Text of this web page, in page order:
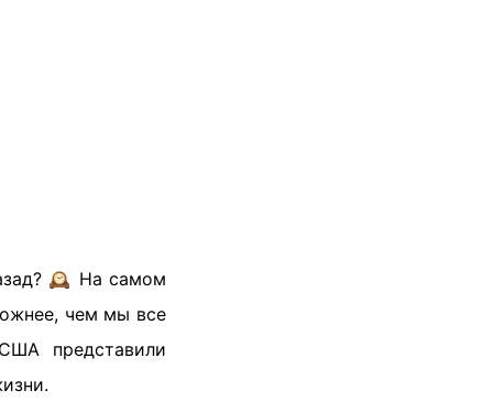
🕰️ На самом
чем мы все
представили